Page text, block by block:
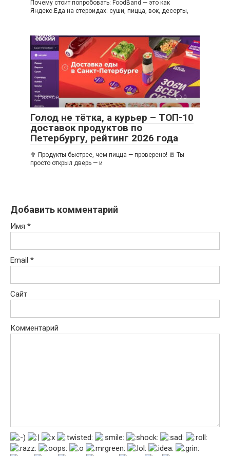
Почему стоит попробовать: FoodBand — это как
Яндекс.Еда на стероидах: суши, пицца, вок, десерты,
Разное 0
Голод не тётка, а курьер – ТОП-10
доставок продуктов по
Петербургу, рейтинг 2026 года
🥦 Продукты быстрее, чем пицца — проверено! 🚪 Ты
просто открыл дверь — и
Добавить комментарий
Имя *
Email *
Сайт
Комментарий